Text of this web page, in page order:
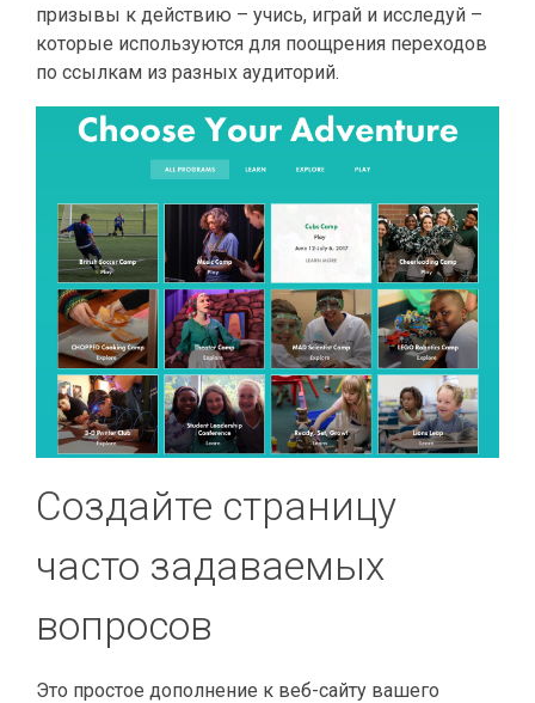
призывы к действию – учись, играй и исследуй –
которые используются для поощрения переходов
по ссылкам из разных аудиторий.
Создайте страницу
часто задаваемых
вопросов
Это простое дополнение к веб-сайту вашего